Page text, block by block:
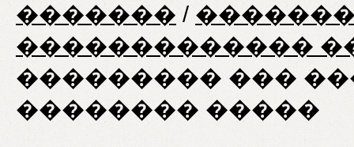
������� /
�������������
��������� ���
�������� �����